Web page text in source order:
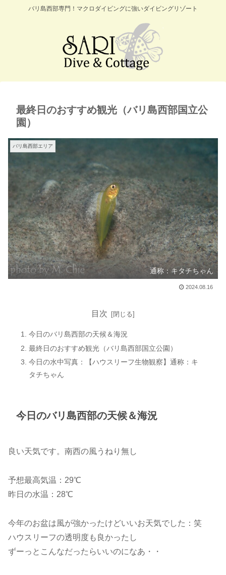
バリ島西部専門！マクロダイビングに強いダイビングリゾート
最終日のおすすめ観光（バリ島西部国立公
園）
バリ島西部エリア
通称：キタチちゃん
2024.08.16
目次
今日のバリ島西部の天候＆海況
最終日のおすすめ観光（バリ島西部国立公園）
今日の水中写真：【ハウスリーフ生物観察】通称：キ
タチちゃん
今日のバリ島西部の天候＆海況
良い天気です。南西の風うねり無し
予想最高気温：29℃
昨日の水温：28℃
今年のお盆は風が強かったけどいいお天気でした：笑
ハウスリーフの透明度も良かったし
ずーっとこんなだったらいいのになあ・・